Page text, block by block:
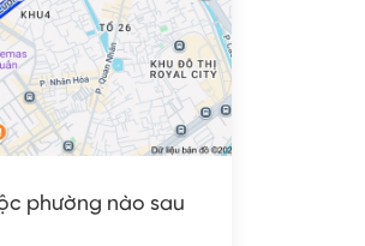
phường nào sau